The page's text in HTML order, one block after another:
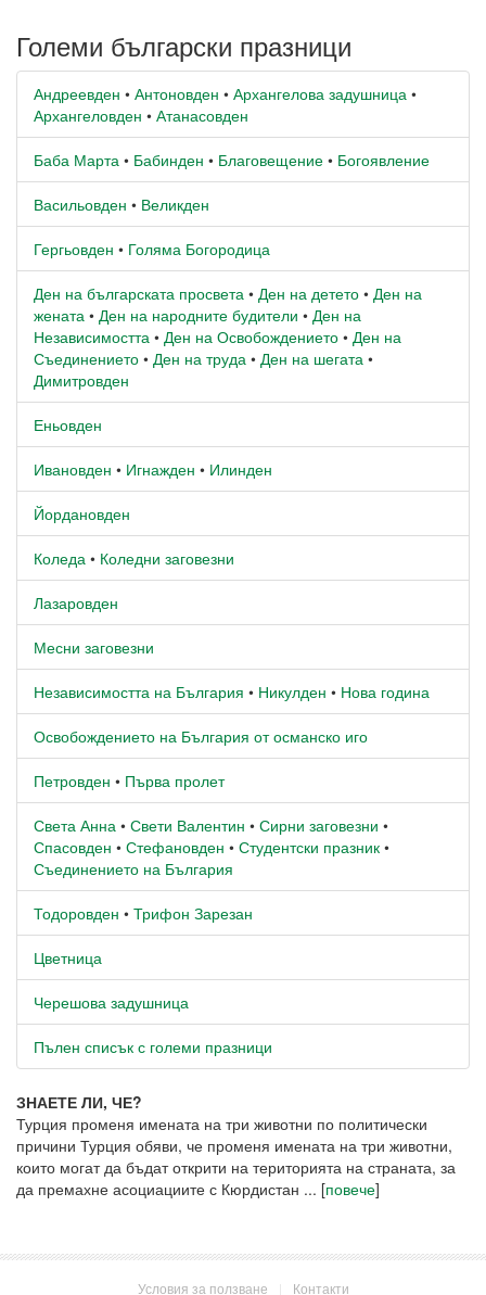
Големи български празници
Андреевден • Антоновден • Архангелова задушница •
Архангеловден • Атанасовден
Баба Марта • Бабинден • Благовещение • Богоявление
Васильовден • Великден
Гергьовден • Голяма Богородица
Ден на българската просвета • Ден на детето • Ден на
жената • Ден на народните будители • Ден на
Независимостта • Ден на Освобождението • Ден на
Съединението • Ден на труда • Ден на шегата •
Димитровден
Еньовден
Ивановден • Игнажден • Илинден
Йордановден
Коледа • Коледни заговезни
Лазаровден
Месни заговезни
Независимостта на България • Никулден • Нова година
Освобождението на България от османско иго
Петровден • Първа пролет
Света Анна • Свети Валентин • Сирни заговезни •
Спасовден • Стефановден • Студентски празник •
Съединението на България
Тодоровден • Трифон Зарезан
Цветница
Черешова задушница
Пълен списък с големи празници
ЗНАЕТЕ ЛИ, ЧЕ?
Турция променя имената на три животни по политически
причини Турция обяви, че променя имената на три животни,
които могат да бъдат открити на територията на страната, за
да премахне асоциациите с Кюрдистан ... [повече]
Условия за ползване Контакти